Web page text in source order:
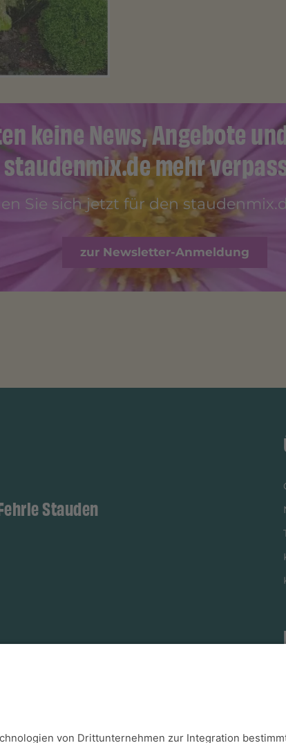
keine News, Angebote
staudenmix.de mehr
Sie sich jetzt für den
zur Newsletter-Anmeldung
Stauden